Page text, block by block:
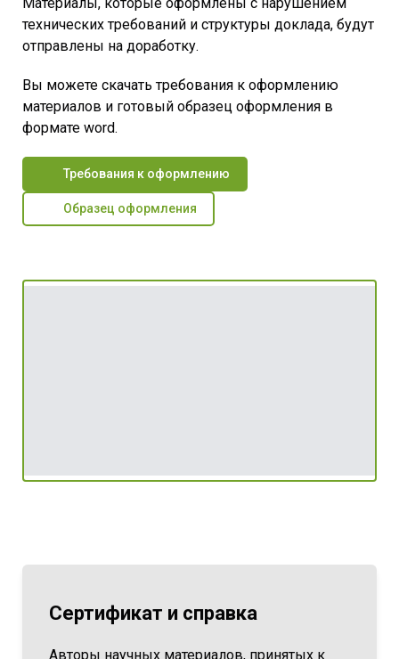
технических требований и структуры доклада, будут
отправлены на доработку.
Вы можете скачать требования к оформлению
материалов и готовый образец оформления в
формате word.
Требования к оформлению
Образец оформления
Сертификат и справка
Авторы научных материалов, принятых к